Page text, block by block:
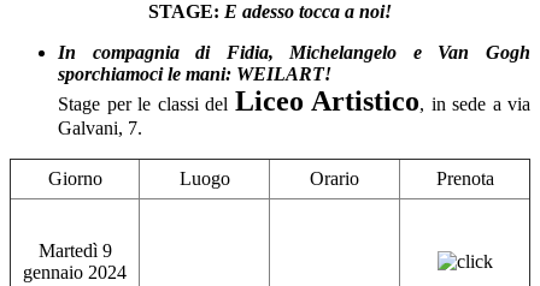
STAGE: E adesso tocca a noi!
In compagnia di Fidia, Michelangelo e Van Gogh
sporchiamoci le mani: WEILART!
Stage per le classi del Liceo Artistico, in sede a via
Galvani, 7.
Giorno Luogo Orario Prenota
Martedì 9
gennaio 2024